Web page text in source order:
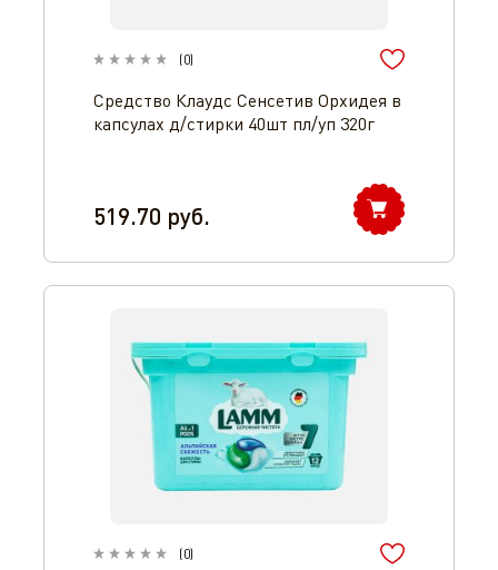
(0)
Средство Клаудс Сенсетив Орхидея в
капсулах д/стирки 40шт пл/уп 320г
519.70 руб.
(0)